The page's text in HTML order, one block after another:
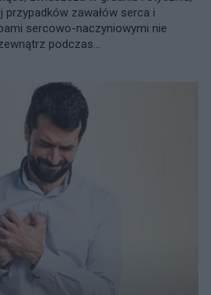
przypadków zawałów serca i
sercowo-naczyniowymi nie
podczas...